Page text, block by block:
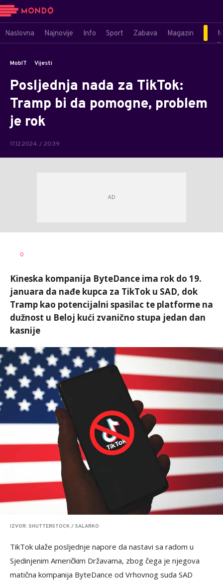
Naslovna Najnovije Info Sport Zabava Magazin
MobIT Vijesti
Posljednja nada za TikTok:
Tramp bi da pomogne, problem
je rok
17.12.2024. / 20:39
AUTOR
0
Kineska kompanija ByteDance ima rok do 19.
januara da nađe kupca za TikTok u SAD, dok
Tramp kao potencijalni spasilac te platforme na
dužnost u Beloj kući zvanično stupa jedan dan
kasnije
IZVOR: SHUTTERSTOCK / SALARKO
TikTok ulaže posljednje napore da nastavi sa radom u
Sjedinjenim Američkim Državama, zbog čega je njegova
matična kompanija ByteDance od Vrhovnog suda SAD